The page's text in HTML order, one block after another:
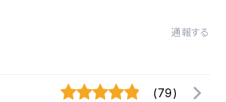
通報する
(79)